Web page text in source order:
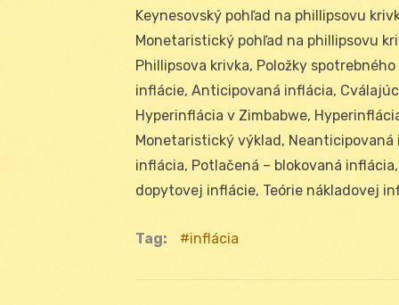
Keynesovský pohľad na phillipsovu
Monetaristický pohľad na phillipsovu
Phillipsova krivka, Položky
inflácie, Anticipovaná inflácia,
Hyperinflácia v Zimbabwe,
Monetaristický výklad,
inflácia, Potlačená – blokovaná
dopytovej inflácie, Teórie nákladovej
Tag: inflácia